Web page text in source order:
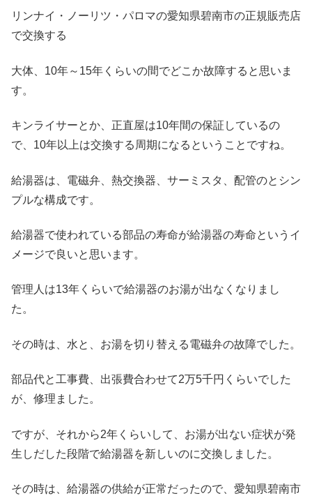
リンナイ・ノーリツ・パロマの愛知県碧南市の正規販売店
で交換する
大体、10年～15年くらいの間でどこか故障すると思いま
す。
キンライサーとか、正直屋は10年間の保証しているの
で、10年以上は交換する周期になるということですね。
給湯器は、電磁弁、熱交換器、サーミスタ、配管のとシン
プルな構成です。
給湯器で使われている部品の寿命が給湯器の寿命というイ
メージで良いと思います。
管理人は13年くらいで給湯器のお湯が出なくなりまし
た。
その時は、水と、お湯を切り替える電磁弁の故障でした。
部品代と工事費、出張費合わせて2万5千円くらいでした
が、修理ました。
ですが、それから2年くらいして、お湯が出ない症状が発
生しだした段階で給湯器を新しいのに交換しました。
その時は、給湯器の供給が正常だったので、愛知県碧南市